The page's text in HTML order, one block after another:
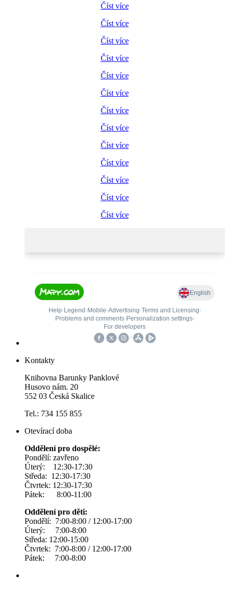
Číst více
Číst více
Číst více
Číst více
Číst více
Číst více
Číst více
Číst více
Číst více
Číst více
Číst více
Číst více
Číst více
Kontakty
Knihovna Barunky Panklové
Husovo nám. 20
552 03 Česká Skalice
Tel.: 734 155 855
Otevírací doba
Oddělení pro dospělé:
Pondělí: zavřeno
Úterý: 12:30-17:30
Středa: 12:30-17:30
Čtvrtek: 12:30-17:30
Pátek: 8:00-11:00
Oddělení pro děti:
Pondělí: 7:00-8:00 / 12:00-17:00
Úterý: 7:00-8:00
Středa: 12:00-15:00
Čtvrtek: 7:00-8:00 / 12:00-17:00
Pátek: 7:00-8:00